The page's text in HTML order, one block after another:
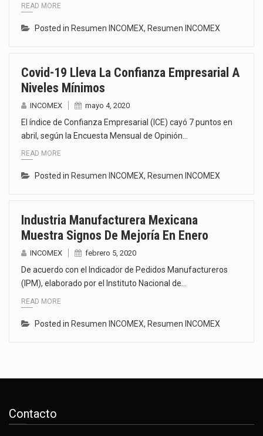
El superávit comercial de México con Estados Unidos alcanzó 102,581 millones de dólares (mdd) en…
READ MORE
Posted in Resumen INCOMEX, Resumen INCOMEX
Covid-19 Lleva La Confianza Empresarial A
Niveles Mínimos
INCOMEX mayo 4, 2020
El índice de Confianza Empresarial (ICE) cayó 7 puntos en
abril, según la Encuesta Mensual de Opinión…
READ MORE
Posted in Resumen INCOMEX, Resumen INCOMEX
Industria Manufacturera Mexicana
Muestra Signos De Mejoría En Enero
INCOMEX febrero 5, 2020
De acuerdo con el Indicador de Pedidos Manufactureros
(IPM), elaborado por el Instituto Nacional de…
READ MORE
Posted in Resumen INCOMEX, Resumen INCOMEX
Contacto